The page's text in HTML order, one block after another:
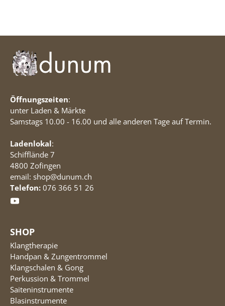
Öffnungszeiten:
unter Laden & Märkte
Samstags 10.00 - 16.00 und alle anderen Tage auf Termin.
Ladenlokal:
Schifflände 7
4800 Zofingen
email: shop@dunum.ch
Telefon: 076 366 51 26
SHOP
Klangtherapie
Handpan & Zungentrommel
Klangschalen & Gong
Perkussion & Trommel
Saiteninstrumente
Blasinstrumente